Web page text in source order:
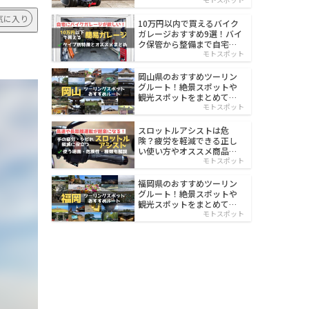
に入り
10万円以内で買えるバイク
ガレージおすすめ9選！バイ
ク保管から整備まで自宅で
モトスポット
岡山県のおすすめツーリン
グルート！絶景スポットや
観光スポットをまとめて紹
モトスポット
スロットルアシストは危
険？疲労を軽減できる正し
い使い方やオススメ商品を
モトスポット
福岡県のおすすめツーリン
グルート！絶景スポットや
観光スポットをまとめて紹
モトスポット